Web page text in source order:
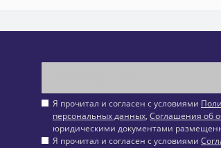
Я прочитал и согласен с условиями
персональных данных, Соглашения об
юридическими документами
Я прочитал и согласен с условиями